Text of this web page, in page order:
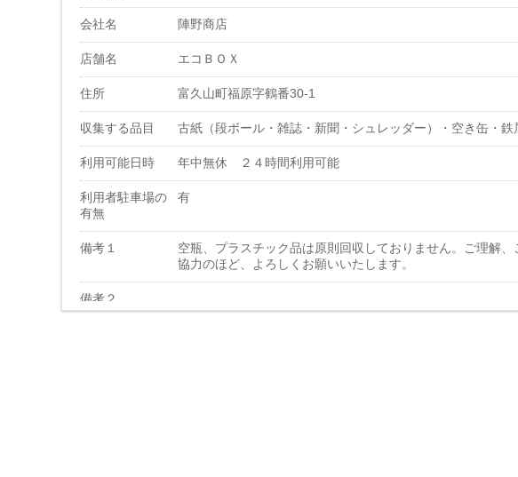
会社名 陣野商店
店舗名 エコＢＯＸ
住所 富久山町福原字鶴番30-1
収集する品目 古紙（段ボール・雑誌・新聞・シュレッダー）・空き缶・鉄
利用可能日時 年中無休 ２４時間利用可能
利用者駐車場の
有無
有
備考１
空瓶、プラスチック品は原則回収しておりません。ご理解、
協力のほど、よろしくお願いいたします。
備考２